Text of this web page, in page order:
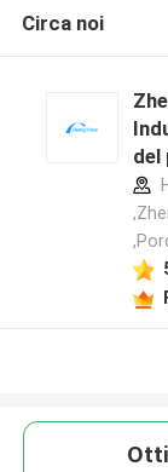
Circa noi
del